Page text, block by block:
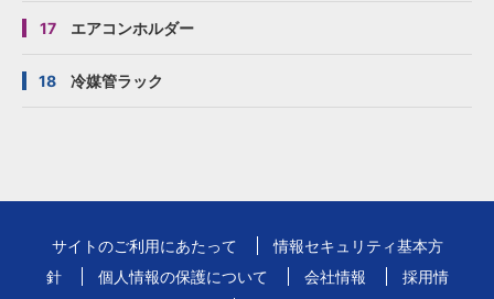
17 エアコンホルダー
18 冷媒管ラック
サイトのご利用にあたって
情報セキュリティ基本方
針
個人情報の保護について 会社情報
採用情